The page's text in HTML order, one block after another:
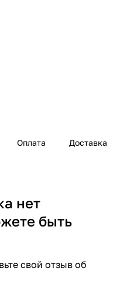
Оплата Доставка
нет
быть
свой отзыв об